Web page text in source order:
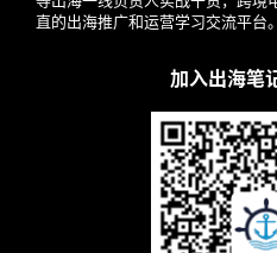
直的出海推广和运营学习交流平台。
加入出海笔